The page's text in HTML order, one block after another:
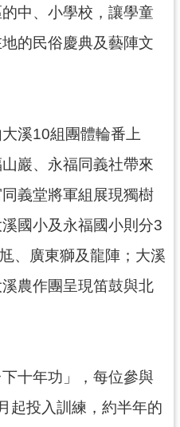
中、小學校，讓學童
的民俗慶典及藝陣文
溪10組團體輪番上
巖、永福同義社帶來
義堂將軍組展現獨樹
國小及永福國小則分3
、廣東獅及龍陣；大溪
農作團呈現笛鼓與北
十年功」，每位參與
起投入訓練，約半年的